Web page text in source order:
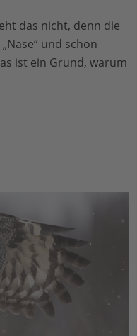
das nicht, denn die
und schon
ist ein Grund, warum